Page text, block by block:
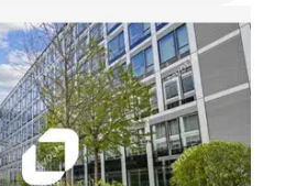
et à l'art.
(BUS-96, BUS-26)